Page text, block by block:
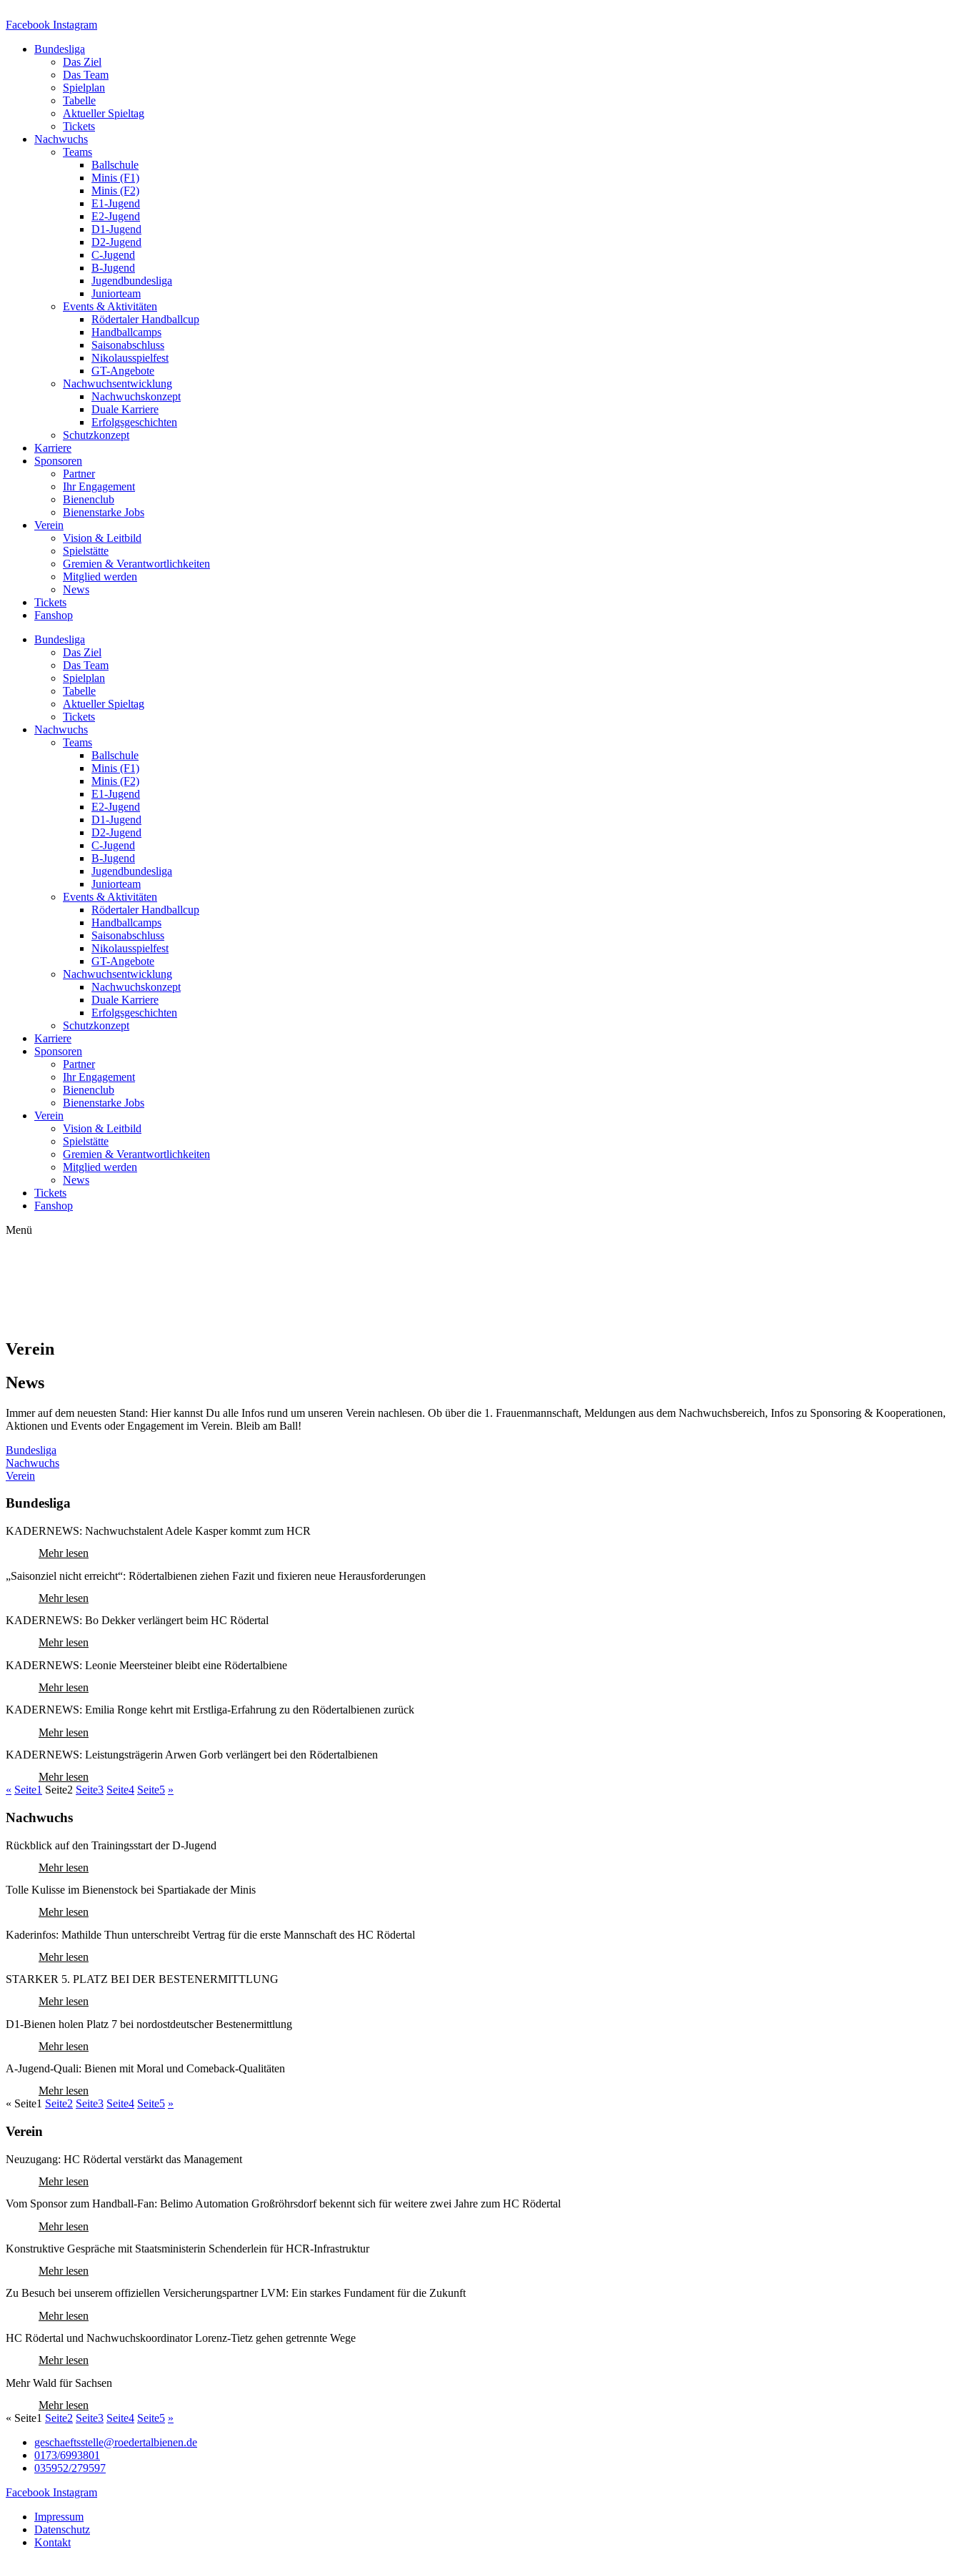
Inhalt
Facebook Instagram
Bundesliga
Das Ziel
Das Team
Spielplan
Tabelle
Aktueller Spieltag
Tickets
Nachwuchs
Teams
Ballschule
Minis (F1)
Minis (F2)
E1-Jugend
E2-Jugend
D1-Jugend
D2-Jugend
C-Jugend
B-Jugend
Jugendbundesliga
Juniorteam
Events & Aktivitäten
Rödertaler Handballcup
Handballcamps
Saisonabschluss
Nikolausspielfest
GT-Angebote
Nachwuchsentwicklung
Nachwuchskonzept
Duale Karriere
Erfolgsgeschichten
Schutzkonzept
Karriere
Sponsoren
Partner
Ihr Engagement
Bienenclub
Bienenstarke Jobs
Verein
Vision & Leitbild
Spielstätte
Gremien & Verantwortlichkeiten
Mitglied werden
News
Tickets
Fanshop
Bundesliga
Das Ziel
Das Team
Spielplan
Tabelle
Aktueller Spieltag
Tickets
Nachwuchs
Teams
Ballschule
Minis (F1)
Minis (F2)
E1-Jugend
E2-Jugend
D1-Jugend
D2-Jugend
C-Jugend
B-Jugend
Jugendbundesliga
Juniorteam
Events & Aktivitäten
Rödertaler Handballcup
Handballcamps
Saisonabschluss
Nikolausspielfest
GT-Angebote
Nachwuchsentwicklung
Nachwuchskonzept
Duale Karriere
Erfolgsgeschichten
Schutzkonzept
Karriere
Sponsoren
Partner
Ihr Engagement
Bienenclub
Bienenstarke Jobs
Verein
Vision & Leitbild
Spielstätte
Gremien & Verantwortlichkeiten
Mitglied werden
News
Tickets
Fanshop
Menü
Verein
News
Immer auf dem neuesten Stand: Hier kannst Du alle Infos rund um unseren Verein nachlesen. Ob über die 1. Frauenmannschaft, Meldungen aus dem Nachwuchsbereich, Infos zu Sponsoring & Kooperationen,
Aktionen und Events oder Engagement im Verein. Bleib am Ball!
Bundesliga
Nachwuchs
Verein
Bundesliga
KADERNEWS: Nachwuchstalent Adele Kasper kommt zum HCR
Mehr lesen
„Saisonziel nicht erreicht“: Rödertalbienen ziehen Fazit und fixieren neue Herausforderungen
Mehr lesen
KADERNEWS: Bo Dekker verlängert beim HC Rödertal
Mehr lesen
KADERNEWS: Leonie Meersteiner bleibt eine Rödertalbiene
Mehr lesen
KADERNEWS: Emilia Ronge kehrt mit Erstliga-Erfahrung zu den Rödertalbienen zurück
Mehr lesen
KADERNEWS: Leistungsträgerin Arwen Gorb verlängert bei den Rödertalbienen
Mehr lesen
« Seite1 Seite2 Seite3 Seite4 Seite5 »
Nachwuchs
Rückblick auf den Trainingsstart der D-Jugend
Mehr lesen
Tolle Kulisse im Bienenstock bei Spartiakade der Minis
Mehr lesen
Kaderinfos: Mathilde Thun unterschreibt Vertrag für die erste Mannschaft des HC Rödertal
Mehr lesen
STARKER 5. PLATZ BEI DER BESTENERMITTLUNG
Mehr lesen
D1-Bienen holen Platz 7 bei nordostdeutscher Bestenermittlung
Mehr lesen
A-Jugend-Quali: Bienen mit Moral und Comeback-Qualitäten
Mehr lesen
« Seite1 Seite2 Seite3 Seite4 Seite5 »
Verein
Neuzugang: HC Rödertal verstärkt das Management
Mehr lesen
Vom Sponsor zum Handball-Fan: Belimo Automation Großröhrsdorf bekennt sich für weitere zwei Jahre zum HC Rödertal
Mehr lesen
Konstruktive Gespräche mit Staatsministerin Schenderlein für HCR-Infrastruktur
Mehr lesen
Zu Besuch bei unserem offiziellen Versicherungspartner LVM: Ein starkes Fundament für die Zukunft
Mehr lesen
HC Rödertal und Nachwuchskoordinator Lorenz-Tietz gehen getrennte Wege
Mehr lesen
Mehr Wald für Sachsen
Mehr lesen
« Seite1 Seite2 Seite3 Seite4 Seite5 »
geschaeftsstelle@roedertalbienen.de
0173/6993801
035952/279597
Facebook Instagram
Impressum
Datenschutz
Kontakt